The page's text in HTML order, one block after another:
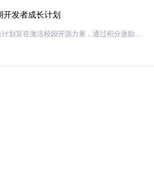
的常见问题，这里提供两种可靠的烧录方
图，展示了PCB与外壳的装配关系
开发者成长计划
「源启盛夏」暑期校园开发者成长计划旨在激活校园开源力量，通过积分激励、认证扶持、资源倾斜等形式，引导高校组织和开发者完成「入驻 — 建项目 — 做贡献 — 获认证 — 得资源」的完整闭环。无论你是想带领社团入驻平台的组织者，还是希望用代码贡献证明自己的开发者，都能在这里找到属于你的成长路径。